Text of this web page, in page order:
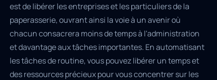
est de libérer les entreprises et les particuliers de la
paperasserie, ouvrant ainsi la voie à un avenir où
chacun consacrera moins de temps à l'administration
et davantage aux tâches importantes. En automatisant
les tâches de routine, vous pouvez libérer un temps et
des ressources précieux pour vous concentrer sur les